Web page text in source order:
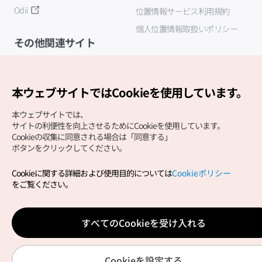
Odii
位置情報サービス利用規約
個人位置情報取扱いポリシー
その他関連サイト
Copyright (c) Korea Tourism Organization All Rights
サイトエラー報告公式メール
japanese@knto.or.kr
本ウェブサイトではCookieを使用しています。
本ウェブサイトでは、
サイトの利便性を向上させるためにCookieを使用しています。
Cookieの収集に同意される場合は「同意する」
ボタンをクリックしてください。
Cookieに関する詳細および使用目的についてはCookieポリシー
をご覧ください。
すべてのCookieを受け入れる